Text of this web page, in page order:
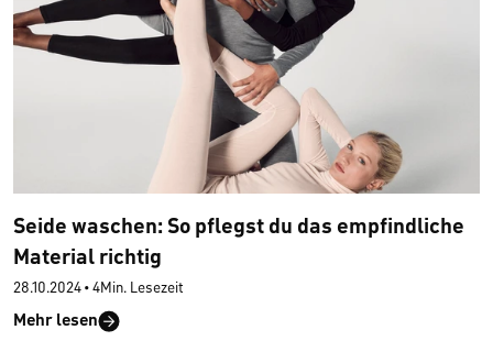
Seide waschen: So pflegst du das empfindliche
Material richtig
28.10.2024 • 4Min. Lesezeit
Mehr lesen